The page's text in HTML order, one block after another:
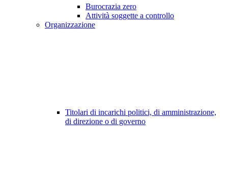
Burocrazia zero
Attività soggette a controllo
Organizzazione
Titolari di incarichi politici, di amministrazione,
di direzione o di governo